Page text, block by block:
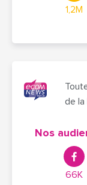
1,2M
de la
Nos
66K